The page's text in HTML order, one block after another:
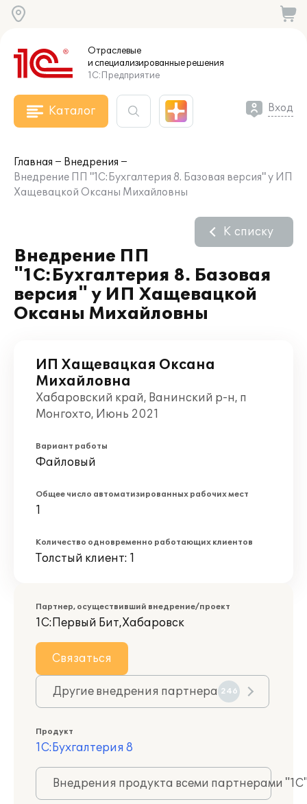
Отраслевые
и специализированныерешения
1С:Предприятие
Каталог Вход
Главная
Внедрения
Внедрение ПП "1С:Бухгалтерия 8. Базовая версия" у ИП
Хащевацкой Оксаны Михайловны
Внедрение ПП
"1С:Бухгалтерия 8. Базовая
версия" у ИП Хащевацкой
Оксаны Михайловны
К списку
ИП Хащевацкая Оксана
Михайловна
Хабаровский край, Ванинский р-н, п
Монгохто, Июнь 2021
Вариант работы
Файловый
Общее число автоматизированных рабочих мест
1
Количество одновременно работающих клиентов
Толстый клиент: 1
Партнер, осуществивший внедрение/проект
1С:Первый Бит,Хабаровск
Связаться
Другие внедрения партнера 246
Продукт
1С:Бухгалтерия 8
Внедрения продукта всеми партнерами